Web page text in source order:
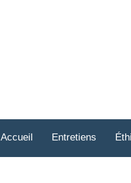
Accueil Entretiens